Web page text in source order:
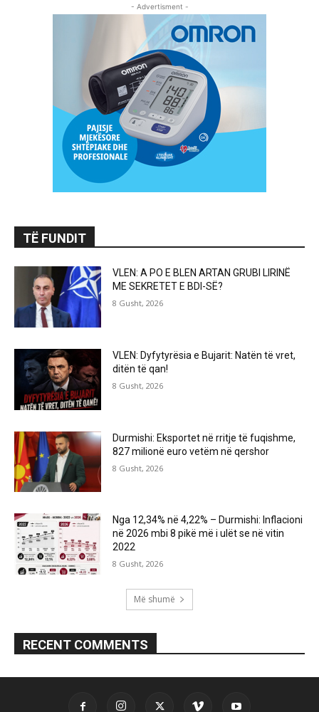
- Advertisment -
TË FUNDIT
VLEN: A PO E BLEN ARTAN GRUBI LIRINË
ME SEKRETET E BDI-SË?
8 Gusht, 2026
VLEN: Dyfytyrësia e Bujarit: Natën të vret,
ditën të qan!
8 Gusht, 2026
Durmishi: Eksportet në rritje të fuqishme,
827 milionë euro vetëm në qershor
8 Gusht, 2026
Nga 12,34% në 4,22% – Durmishi: Inflacioni
në 2026 mbi 8 pikë më i ulët se në vitin
2022
8 Gusht, 2026
Më shumë
RECENT COMMENTS